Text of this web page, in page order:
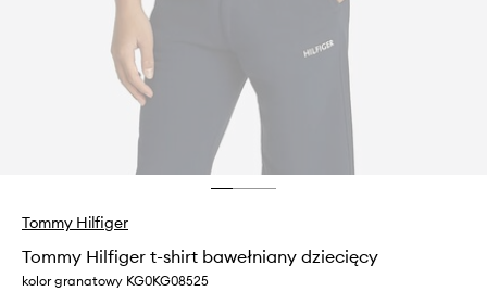
Tommy Hilfiger
Tommy Hilfiger t-shirt bawełniany dziecięcy
kolor granatowy KG0KG08525